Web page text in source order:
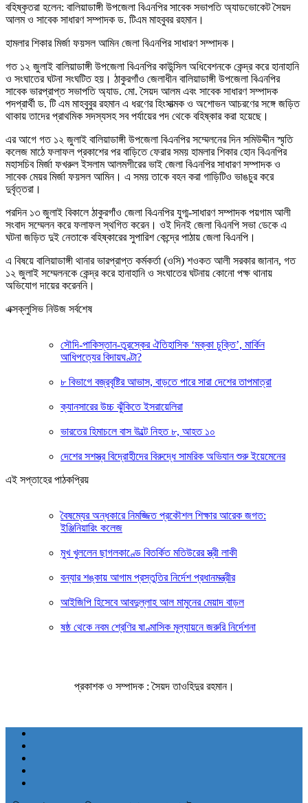
বহিষ্কৃতরা হলেন: বালিয়াডাঙ্গী উপজেলা বিএনপির সাবেক সভাপতি অ্যাডভোকেট সৈয়দ
আলম ও সাবেক সাধারণ সম্পাদক ড. টিএম মাহবুবর রহমান।
হামলার শিকার মির্জা ফয়সল আমিন জেলা বিএনপির সাধারণ সম্পাদক।
গত ১২ জুলাই বালিয়াডাঙ্গী উপজেলা বিএনপির কাউন্সিল অধিবেশনকে কেন্দ্র করে হানাহানি
ও সংঘাতের ঘটনা সংঘটিত হয়। ঠাকুরগাঁও জেলাধীন বালিয়াডাঙ্গী উপজেলা বিএনপির
সাবেক ভারপ্রাপ্ত সভাপতি অ্যাড. মো. সৈয়দ আলম এবং সাবেক সাধারণ সম্পাদক
পদপ্রার্থী ড. টি এম মাহবুবুর রহমান এ ধরণের হিংসাত্মক ও অশোভন আচরণের সঙ্গে জড়িত
থাকায় তাদের প্রাথমিক সদস্যসহ সব পর্যায়ের পদ থেকে বহিষ্কার করা হয়েছে।
এর আগে গত ১২ জুলাই বালিয়াডাঙ্গী উপজেলা বিএনপির সম্মেলনের দিন সমিউদ্দীন স্মৃতি
কলেজ মাঠে ফলাফল প্রকাশের পর বাড়িতে ফেরার সময় হামলার শিকার হোন বিএনপির
মহাসচিব মির্জা ফখরুল ইসলাম আলমগীরের ভাই জেলা বিএনপির সাধারণ সম্পাদক ও
সাবেক মেয়র মির্জা ফয়সল আমিন। এ সময় তাকে বহন করা গাড়িটিও ভাঙচুর করে
দুর্বৃত্তরা।
পরদিন ১৩ জুলাই বিকালে ঠাকুরগাঁও জেলা বিএনপির যুগ্ম-সাধারণ সম্পাদক পয়গাম আলী
সংবাদ সম্মেলন করে ফলাফল স্থগিত করেন। ওই দিনই জেলা বিএনপি সভা ডেকে এ
ঘটনা জড়িত দুই নেতাকে বহিষ্কারের সুপারিশ কেন্দ্রে পাঠায় জেলা বিএনপি।
এ বিষয়ে বালিয়াডাঙ্গী থানার ভারপ্রাপ্ত কর্মকর্তা (ওসি) শওকত আলী সরকার জানান, গত
১২ জুলাই সম্মেলনকে কেন্দ্র করে হানাহানি ও সংঘাতের ঘটনায় কোনো পক্ষ থানায়
অভিযোগ দায়ের করেননি।
এক্সক্লুসিভ নিউজ সর্বশেষ
সৌদি-পাকিস্তান-তুরস্কের ঐতিহাসিক ‘মক্কা চুক্তি’, মার্কিন
আধিপত্যের বিদায়ঘণ্টা?
৮ বিভাগে বজ্রবৃষ্টির আভাস, বাড়তে পারে সারা দেশের তাপমাত্রা
ক্যানসারের উচ্চ ঝুঁকিতে ইসরায়েলিরা
ভারতের হিমাচলে বাস উল্টে নিহত ৮, আহত ১০
দেশের সশস্ত্র বিদ্রোহীদের বিরুদ্ধে সামরিক অভিযান শুরু ইয়েমেনের
এই সপ্তাহের পাঠকপ্রিয়
বৈষম্যের অন্ধকারে নিমজ্জিত প্রকৌশল শিক্ষার আরেক জগত:
ইঞ্জিনিয়ারিং কলেজ
মুখ খুললেন ছাগলকাণ্ডে বিতর্কিত মতিউরের স্ত্রী লাকী
বন্যার শঙ্কায় আগাম প্রস্তুতির নির্দেশ প্রধানমন্ত্রীর
আইজিপি হিসেবে আবদুল্লাহ আল মামুনের মেয়াদ বাড়ল
ষষ্ঠ থেকে নবম শ্রেণির ষাণ্মাসিক মূল্যায়নে জরুরি নির্দেশনা
প্রকাশক ও সম্পাদক : সৈয়দ তাওহিদুর রহমান।